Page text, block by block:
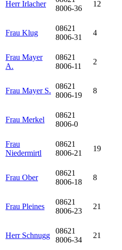
Herr Irlacher
8006-36
12
Frau Klug
08621
8006-31
4
Frau Mayer
A.
08621
8006-11
2
Frau Mayer S.
08621
8006-19
8
Frau Merkel
08621
8006-0
Frau
Niedermirtl
08621
8006-21
19
Frau Ober
08621
8006-18
8
Frau Pleines
08621
8006-23
21
Herr Schnugg
08621
8006-34
21